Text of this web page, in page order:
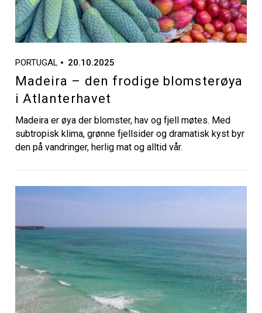
PORTUGAL 20.10.2025
Madeira – den frodige blomsterøya
i Atlanterhavet
Madeira er øya der blomster, hav og fjell møtes. Med
subtropisk klima, grønne fjellsider og dramatisk kyst byr
den på vandringer, herlig mat og alltid vår.